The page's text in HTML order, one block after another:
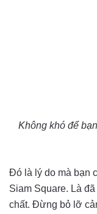
Không khó để
Đó là lý do mà bạn
Siam Square. Là
chất. Đừng bỏ lỡ